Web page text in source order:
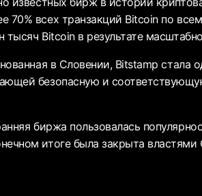
70% всех транзакций Bitcoin по
тысяч Bitcoin в результате
в Словении, Bitstamp стала
безопасную и
биржа пользовалась
итоге была закрыта